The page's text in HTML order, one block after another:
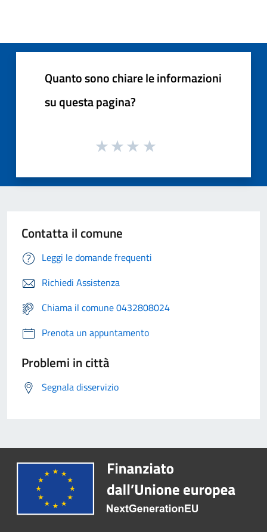
Quanto sono chiare le informazioni
su questa pagina?
Contatta il comune
Leggi le domande frequenti
Richiedi Assistenza
Chiama il comune 0432808024
Prenota un appuntamento
Problemi in città
Segnala disservizio